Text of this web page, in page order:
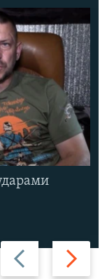
Назад Вперед